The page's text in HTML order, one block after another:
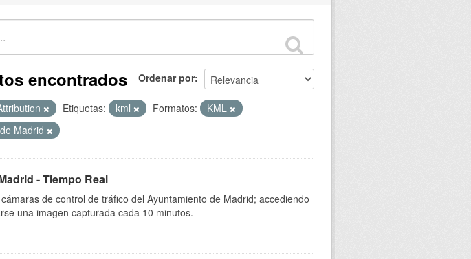
Ordenar por
encontrados
Etiquetas: kml Formatos:
KML
Madrid
- Tiempo Real
de control de tráfico del Ayuntamiento de Madrid; accediendo
una imagen capturada cada 10 minutos.